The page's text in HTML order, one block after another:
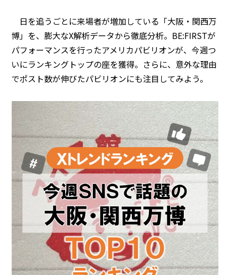
日を追うごとに来場者が増加している「大阪・関西万
博」を、膨大なX解析データから徹底分析。BE:FIRSTが
パフォーマンスを行ったアメリカパビリオンが、今週つ
いにランキングトップの座を獲得。さらに、意外な理由
でポスト数が伸びたパビリオンにも注目してみよう。